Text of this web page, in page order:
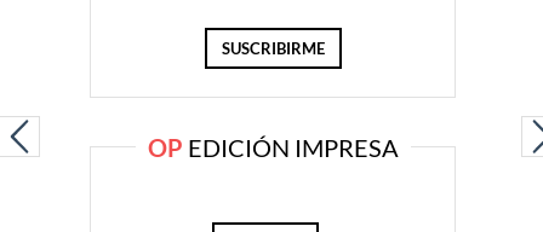
OP EDICIÓN IMPRESA